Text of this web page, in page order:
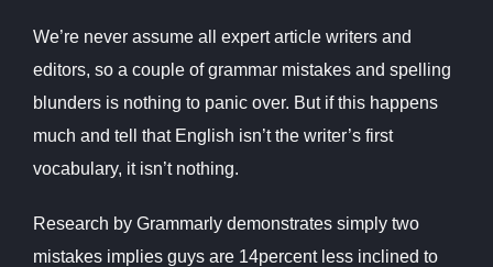
We’re never assume all expert article writers and
editors, so a couple of grammar mistakes and spelling
blunders is nothing to panic over. But if this happens
much and tell that English isn’t the writer’s first
vocabulary, it isn’t nothing.
Research by Grammarly demonstrates simply two
mistakes implies guys are 14percent less inclined to